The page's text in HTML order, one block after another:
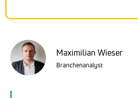
Maximilian Wieser
Branchenanalyst